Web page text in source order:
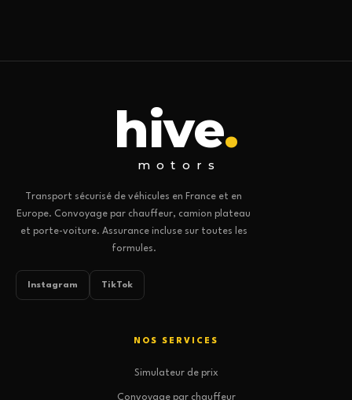
hive.
motors
Transport sécurisé de véhicules en France et en
Europe. Convoyage par chauffeur, camion plateau
et porte-voiture. Assurance incluse sur toutes les
formules.
Instagram TikTok
NOS SERVICES
Simulateur de prix
Convoyage par chauffeur